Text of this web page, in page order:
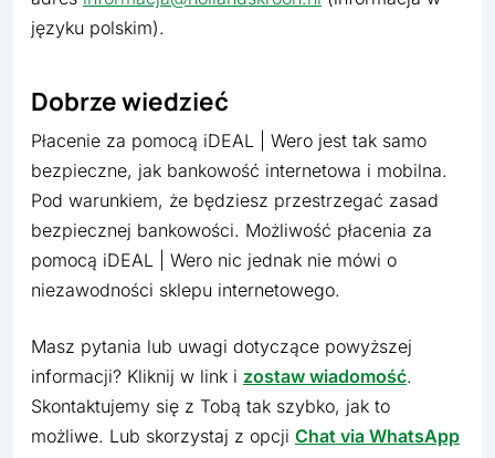
języku polskim).
Dobrze wiedzieć
Płacenie za pomocą iDEAL | Wero jest tak samo
bezpieczne, jak bankowość internetowa i mobilna.
Pod warunkiem, że będziesz przestrzegać zasad
bezpiecznej bankowości. Możliwość płacenia za
pomocą iDEAL | Wero nic jednak nie mówi o
niezawodności sklepu internetowego.
Masz pytania lub uwagi dotyczące powyższej
informacji? Kliknij w link i zostaw wiadomość.
Skontaktujemy się z Tobą tak szybko, jak to
możliwe. Lub skorzystaj z opcji Chat via WhatsApp